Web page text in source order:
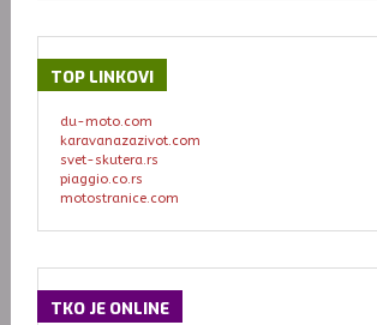
TOP LINKOVI
du-moto.com
karavanazazivot.com
svet-skutera.rs
piaggio.co.rs
motostranice.com
TKO JE ONLINE